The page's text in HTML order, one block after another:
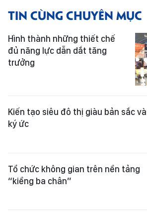
TIN CÙNG CHUYÊN MỤC
Hình thành những thiết chế
đủ năng lực dẫn dắt tăng
trưởng
Kiến tạo siêu đô thị giàu bản sắc và
ký ức
Tổ chức không gian trên nền tảng
“kiềng ba chân”